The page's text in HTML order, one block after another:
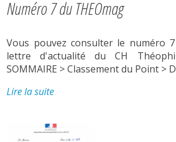
Numéro 7 du THEOmag
Vous pouvez consulter le numéro
lettre d'actualité du CH
SOMMAIRE > Classement du Point >
Lire la suite